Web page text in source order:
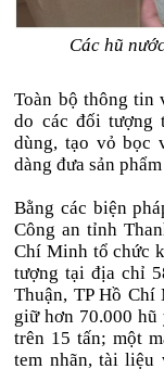
Các hũ
Toàn bộ thông tin
do các đối tượng
dùng, tạo vỏ bọc
dàng đưa sản
Bằng các biện
Công an tỉnh
Chí Minh tổ chức
tượng tại địa chỉ
Thuận, TP Hồ
giữ hơn 70.000
trên 15 tấn; một
tem nhãn, tài liệu